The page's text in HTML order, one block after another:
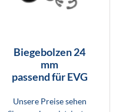
Biegebolzen 24
mm
passend für EVG
Unsere Preise sehen